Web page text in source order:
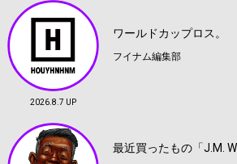
2026.8.7 UP
ワールドカップロス。
フイナム編集部
最近買ったもの「J.M.